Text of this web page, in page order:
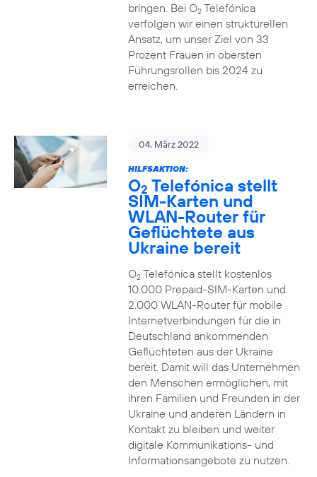
bringen. Bei O2Telefónica
verfolgen wir einen strukturellen
Ansatz, um unser Ziel von 33
Prozent Frauen in obersten
Führungsrollen bis 2024 zu
erreichen.
04. März 2022
HILFSAKTION:
O2 Telefónica stellt
SIM-Karten und
WLAN-Router für
Geflüchtete aus
Ukraine bereit
O2Telefónica stellt kostenlos
10.000 Prepaid-SIM-Karten und
2.000 WLAN-Router für mobile
Internetverbindungen für die in
Deutschland ankommenden
Geflüchteten aus der Ukraine
bereit. Damit will das Unternehmen
den Menschen ermöglichen, mit
ihren Familien und Freunden in der
Ukraine und anderen Ländern in
Kontakt zu bleiben und weiter
digitale Kommunikations- und
Informationsangebote zu nutzen.